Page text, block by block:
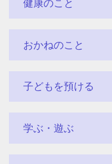
健康のこと
おかねのこと
子どもを預ける
学ぶ・遊ぶ